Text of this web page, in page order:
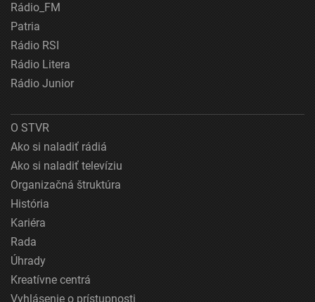
Rádio_FM
Patria
Rádio RSI
Rádio Litera
Rádio Junior
O STVR
Ako si naladiť rádiá
Ako si naladiť televíziu
Organizačná štruktúra
História
Kariéra
Rada
Úhrady
Kreatívne centrá
Vyhlásenie o prístupnosti